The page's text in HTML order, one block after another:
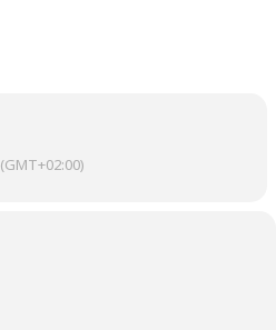
(GMT+02:00)